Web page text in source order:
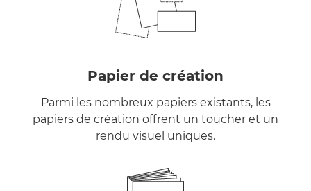
Papier de création
Parmi les nombreux papiers existants, les
papiers de création offrent un toucher et un
rendu visuel uniques.